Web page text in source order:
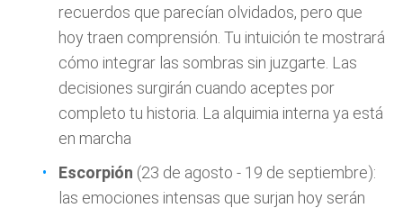
recuerdos que parecían olvidados, pero que
hoy traen comprensión. Tu intuición te mostrará
cómo integrar las sombras sin juzgarte. Las
decisiones surgirán cuando aceptes por
completo tu historia. La alquimia interna ya está
en marcha
Escorpión (23 de agosto - 19 de septiembre):
las emociones intensas que surjan hoy serán